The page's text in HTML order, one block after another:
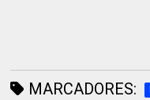
MARCADORES: